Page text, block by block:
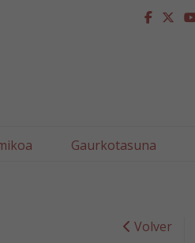
Gaurkotasuna
Volver